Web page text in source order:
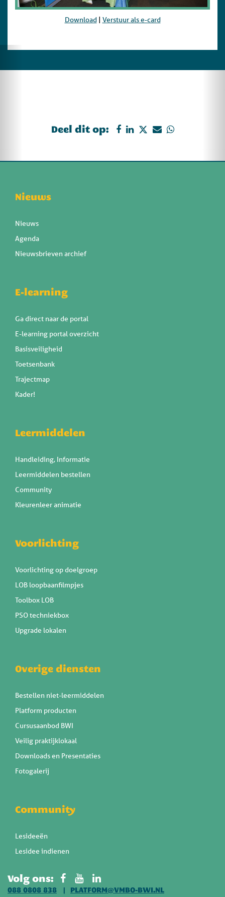
Download| Verstuur als e-card
Deel dit op:
Nieuws
Nieuws
Agenda
Nieuwsbrieven archief
E-learning
Ga direct naar de portal
E-learning portal overzicht
Basisveiligheid
Toetsenbank
Trajectmap
Kader!
Leermiddelen
Handleiding, Informatie
Leermiddelen bestellen
Community
Kleurenleer animatie
Voorlichting
Voorlichting op doelgroep
LOB loopbaanfilmpjes
Toolbox LOB
PSO techniekbox
Upgrade lokalen
Overige diensten
Bestellen niet-leermiddelen
Platform producten
Cursusaanbod BWI
Veilig praktijklokaal
Downloads en Presentaties
Fotogalerij
Community
Lesideeën
Lesidee indienen
Volg ons:
088 0808 838
PLATFORM@VMBO-BWI.NL